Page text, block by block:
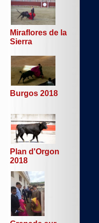
Miraflores de la
Sierra
Burgos 2018
Plan d'Orgon
2018